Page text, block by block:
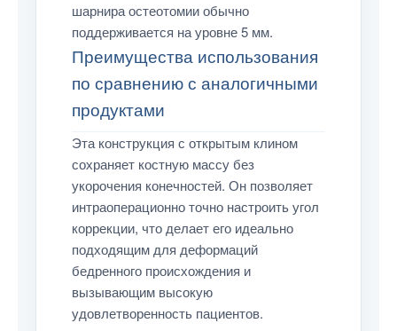
шарнира остеотомии обычно
поддерживается на уровне 5 мм.
Преимущества использования
по сравнению с аналогичными
продуктами
Эта конструкция с открытым клином
сохраняет костную массу без
укорочения конечностей. Он позволяет
интраоперационно точно настроить угол
коррекции, что делает его идеально
подходящим для деформаций
бедренного происхождения и
вызывающим высокую
удовлетворенность пациентов.